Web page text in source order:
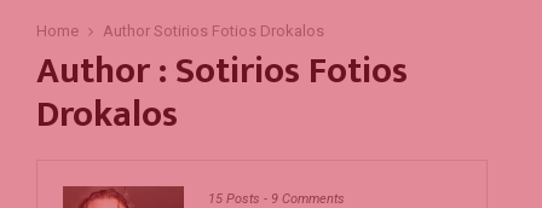
Home Author Sotirios Fotios Drokalos
Author :Sotirios Fotios
Drokalos
15 Posts - 9 Comments